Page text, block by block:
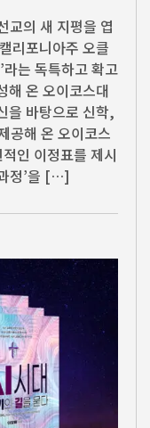
교의 새 지평을 엽
리포니아주 오클
는 독특하고 확고
해 온 오이코스대
바탕으로 신학,
공해 온 오이코스
인 이정표를 제시
정’을 […]